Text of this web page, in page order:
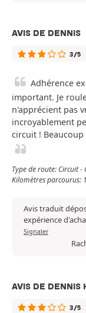
AVIS DE DENNIS
3/5
Adhérence
important. Je
n'apprécient pas
incroyablement
circuit !
Type de route: Circuit -
Kilomètres parcourus:
Avis traduit
expérience
Signaler
AVIS DE DENNIS
3/5